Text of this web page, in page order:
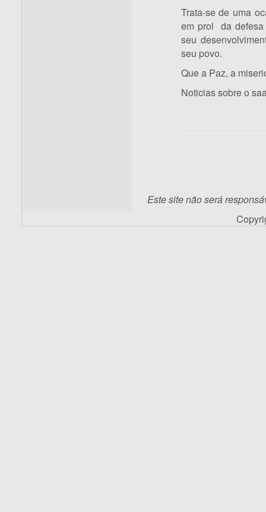
Trata-se de uma
em prol da defesa
seu
seu povo.
Que a Paz, a
Noticias sobre o
Este site não será